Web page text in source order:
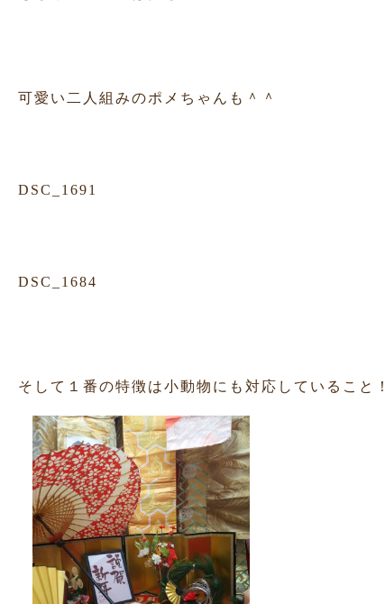
可愛い二人組みのポメちゃんも＾＾
DSC_1691
DSC_1684
そして１番の特徴は小動物にも対応していること！